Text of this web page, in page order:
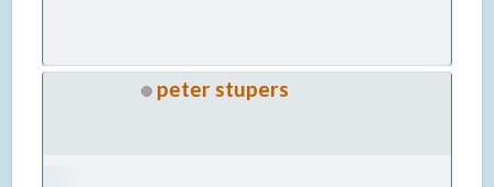
peter stupers